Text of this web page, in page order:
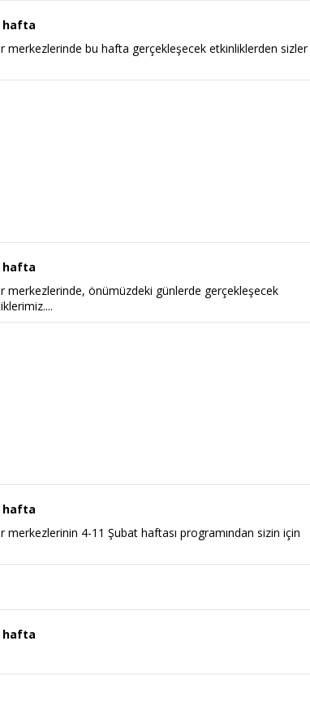
hafta
merkezlerinde bu hafta gerçekleşecek etkinliklerden
hafta
merkezlerinde, önümüzdeki günlerde gerçekleşecek
hafta
merkezlerinin 4-11 Şubat haftası programından sizin için
hafta